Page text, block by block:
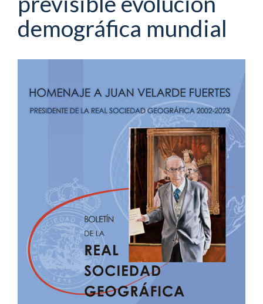
demográfica mundial
lateral
del